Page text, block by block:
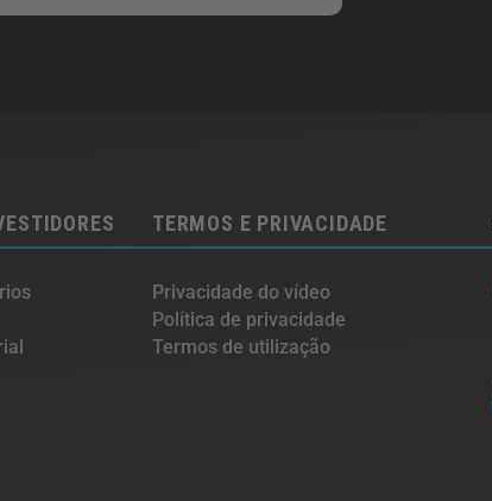
TERMOS E PRIVACIDADE
Privacidade do vídeo
Política de privacidade
Termos de utilização